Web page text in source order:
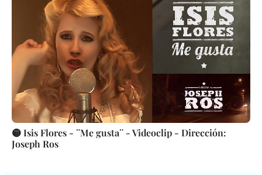
🟡 Isis Flores - ¨Me gusta¨ - Videoclip - Dirección:
Joseph Ros